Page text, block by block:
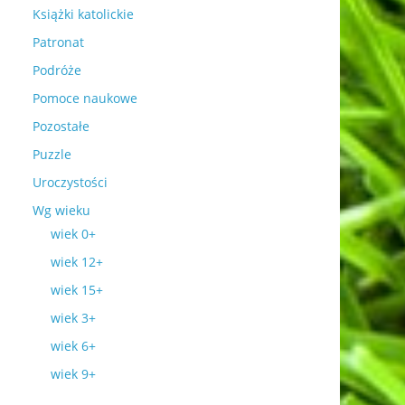
Książki katolickie
Patronat
Podróże
Pomoce naukowe
Pozostałe
Puzzle
Uroczystości
Wg wieku
wiek 0+
wiek 12+
wiek 15+
wiek 3+
wiek 6+
wiek 9+